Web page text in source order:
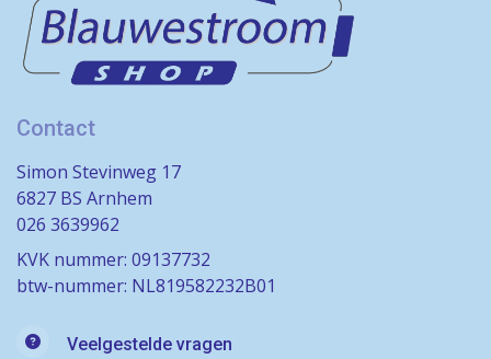
Contact
Simon Stevinweg 17
6827 BS Arnhem
026 3639962
KVK nummer: 09137732
btw-nummer: NL819582232B01
Veelgestelde vragen